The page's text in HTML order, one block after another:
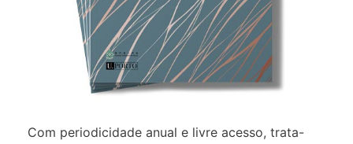
Com periodicidade anual e livre acesso, trata-